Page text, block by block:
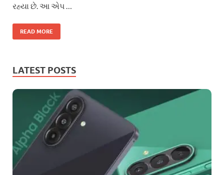
રહ્યા છે. આ એપ …
READ MORE
LATEST POSTS